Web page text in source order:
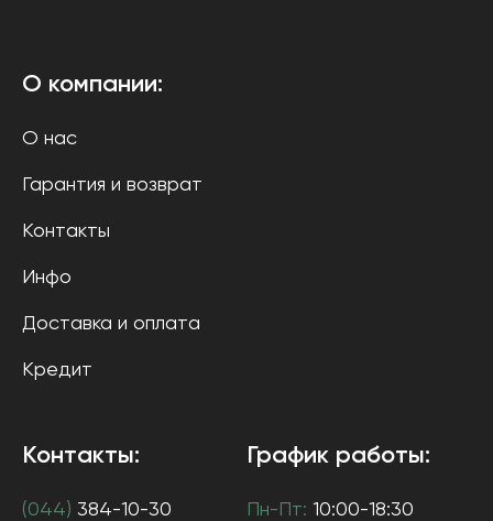
О компании:
О нас
Гарантия и возврат
Контакты
Инфо
Доставка и оплата
Кредит
Контакты:
(044) 384-10-30
График работы:
Пн-Пт: 10:00-18:30